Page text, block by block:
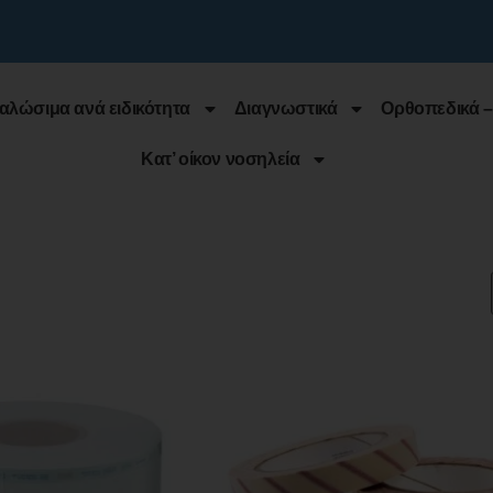
ανά ειδικότητα Διαγνωστικά Ορθοπεδικά –
Κατ’ οίκον νοσηλεία